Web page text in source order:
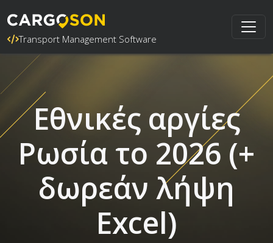
Transport Management Software
Εθνικές αργίες
Ρωσία το 2026 (+
δωρεάν λήψη
Excel)